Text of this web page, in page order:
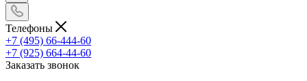
Телефоны
+7 (495) 66-444-60
+7 (925) 664-44-60
Заказать звонок